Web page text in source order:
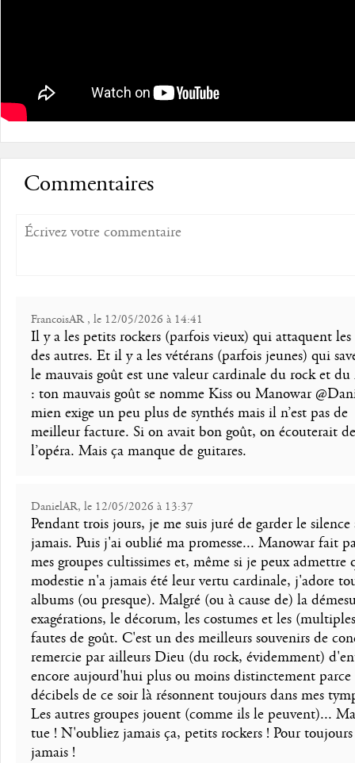
Commentaires
FrancoisAR , le 12/05/2026 à 14:41
Il y a les petits rockers (parfois vieux) qui attaquent les
des autres. Et il y a les vétérans (parfois jeunes) qui
le mauvais goût est une valeur cardinale du rock et
: ton mauvais goût se nomme Kiss ou Manowar
mien exige un peu plus de synthés mais il n’est pas de
meilleur facture. Si on avait bon goût, on écouterait de
l’opéra. Mais ça manque de guitares.
DanielAR, le 12/05/2026 à 13:37
Pendant trois jours, je me suis juré de garder le
jamais. Puis j'ai oublié ma promesse... Manowar fait
mes groupes cultissimes et, même si je peux admettre
modestie n'a jamais été leur vertu cardinale, j'adore
albums (ou presque). Malgré (ou à cause de) la
exagérations, le décorum, les costumes et les
fautes de goût. C'est un des meilleurs souvenirs de
remercie par ailleurs Dieu (du rock, évidemment)
encore aujourd'hui plus ou moins distinctement parce
décibels de ce soir là résonnent toujours dans mes
Les autres groupes jouent (comme ils le peuvent)...
tue ! N'oubliez jamais ça, petits rockers ! Pour
jamais !